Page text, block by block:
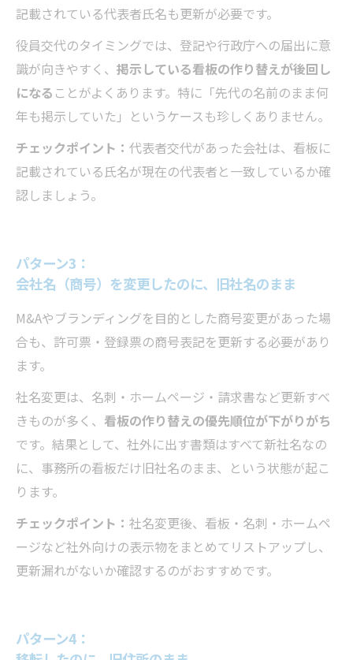
記載されている代表者氏名も更新が必要です。
役員交代のタイミングでは、登記や行政庁への届出に意
識が向きやすく、 掲示している看板の作り替えが後回し
になる ことがよくあります。特に「先代の名前のまま何
年も掲示していた」というケースも珍しくありません。
チェックポイント： 代表者交代があった会社は、看板に
記載されている氏名が現在の代表者と一致しているか確
認しましょう。
パターン3：
会社名（商号）を変更したのに、旧社名のまま
M&Aやブランディングを目的とした商号変更があった場
合も、許可票・登録票の商号表記を更新する必要があり
ます。
社名変更は、名刺・ホームページ・請求書など更新すべ
きものが多く、 看板の作り替えの優先順位が下がりがち
です。結果として、社外に出す書類はすべて新社名なの
に、事務所の看板だけ旧社名のまま、という状態が起こ
ります。
チェックポイント： 社名変更後、看板・名刺・ホームペ
ージなど社外向けの表示物をまとめてリストアップし、
更新漏れがないか確認するのがおすすめです。
パターン4：